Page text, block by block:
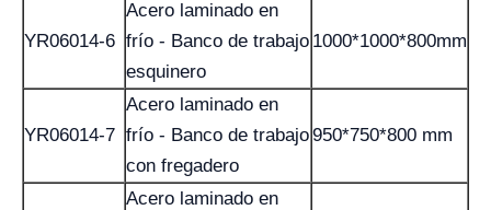
YR06014-6
Acero laminado en
frío - Banco de trabajo
esquinero
1000*1000*800mm
YR06014-7
Acero laminado en
frío - Banco de trabajo
con fregadero
950*750*800 mm
Acero laminado en